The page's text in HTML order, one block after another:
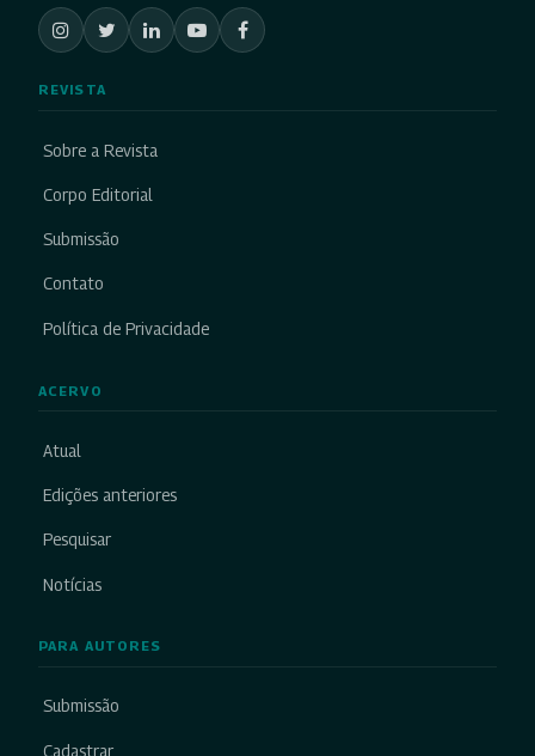
REVISTA
Sobre a Revista
Corpo Editorial
Submissão
Contato
Política de Privacidade
ACERVO
Atual
Edições anteriores
Pesquisar
Notícias
PARA AUTORES
Submissão
Cadastrar